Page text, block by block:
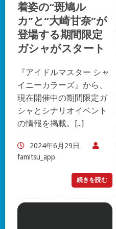
着姿の“斑鳩ル
カ”と“大崎甘奈”が
登場する期間限定
ガシャがスタート
『アイドルマスター シャ
イニーカラーズ』から、
現在開催中の期間限定ガ
シャとシナリオイベント
の情報を掲載。[...]
2024年6月29日
famitsu_app
続きを読む